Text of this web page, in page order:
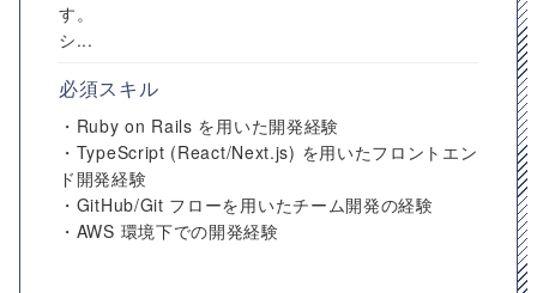
す。
シ...
必須スキル
・Ruby on Rails を用いた開発経験
・TypeScript (React/Next.js) を用いたフロントエン
ド開発経験
・GitHub/Git フローを用いたチーム開発の経験
・AWS 環境下での開発経験